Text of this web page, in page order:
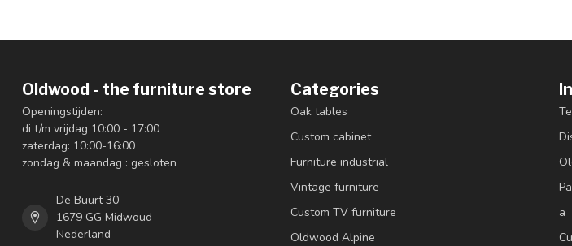
Oldwood - the furniture store
Openingstijden:
di t/m vrijdag 10:00 - 17:00
zaterdag: 10:00-16:00
zondag & maandag : gesloten
De Buurt 30
1679 GG Midwoud
Nederland
Categories
Oak tables
Custom cabinet
Furniture industrial
Vintage furniture
Custom TV furniture
Oldwood Alpine
a